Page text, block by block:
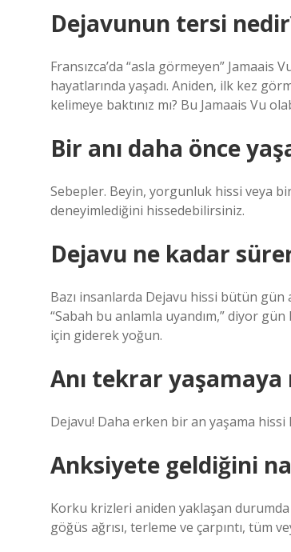
Dejavunun tersi
Fransızca’da “asla görmeyen”
hayatlarında yaşadı. Aniden, ilk kez
kelimeye baktınız mı? Bu Jamaais Vu
Bir anı daha önce
Sebepler. Beyin, yorgunluk hissi veya
deneyimlediğini hissedebilirsiniz.
Dejavu ne kadar
Bazı insanlarda Dejavu hissi bütün
“Sabah bu anlamla uyandım,” diyor
için giderek yoğun.
Anı tekrar yaşamaya
Dejavu! Daha erken bir an yaşama hissi
Anksiyete geldiğini
Korku krizleri aniden yaklaşan
göğüs ağrısı, terleme ve çarpıntı, tüm